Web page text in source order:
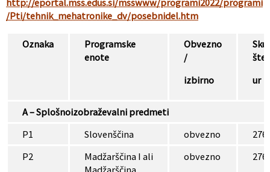
http://eportal.mss.edus.si/msswww/programi2022/programi
/Pti/tehnik_mehatronike_dv/posebnidel.htm
Oznaka
Programske
enote
Obvezno
/
izbirno
ur
A – Splošnoizobraževalni predmeti
P1
Slovenščina obvezno
276
P2
Madžarščina I ali
obvezno 276